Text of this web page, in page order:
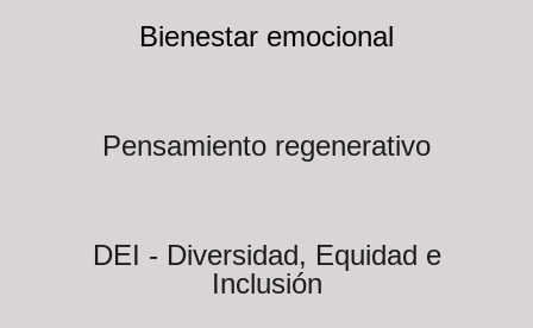
Bienestar emocional
Pensamiento regenerativo
DEI - Diversidad, Equidad e
Inclusión